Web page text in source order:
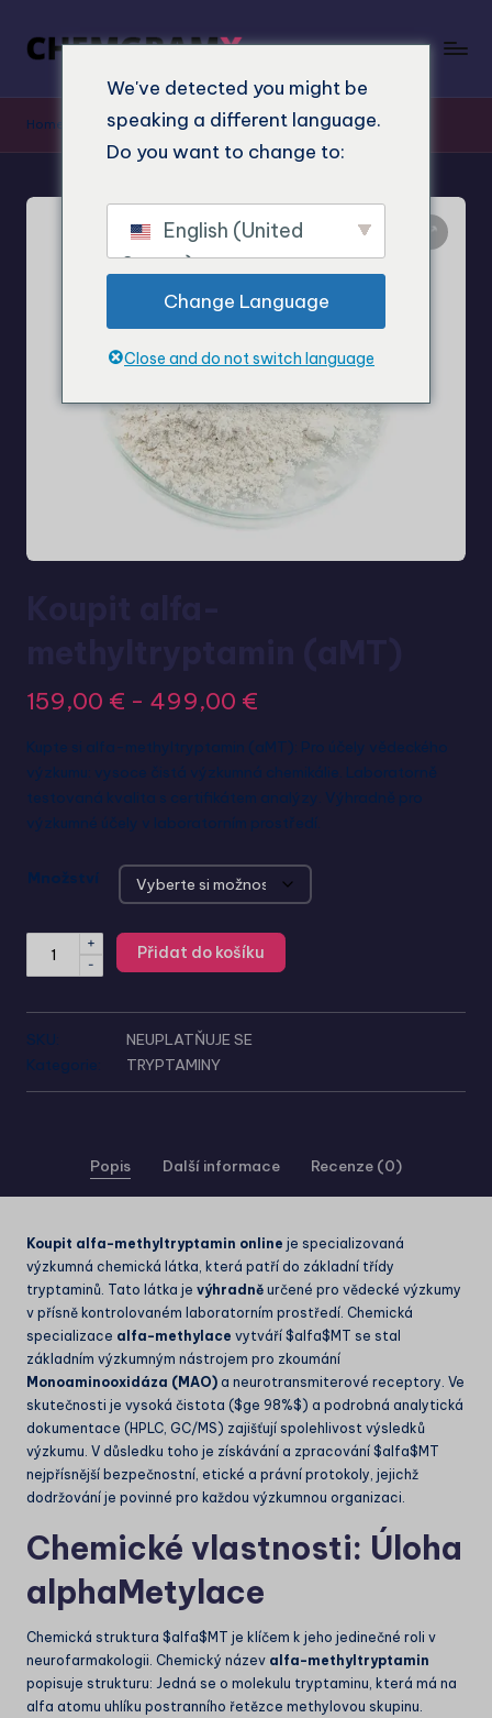
Home Obchod"Koupit alfa-methyltryptamin (aMT)
159,00 € - 499,00 €
Kupte si alfa-methyltryptamin (aMT): Pro účely vědeckého
výzkumu: vysoce čistá výzkumná chemikálie. Laboratorně
testovaná kvalita s certifikátem analýzy. Výhradně pro
výzkumné účely v laboratorním prostředí.
Množství
-
+
Přidat do košíku
SKU:
NEUPLATŇUJE SE
Kategorie:
TRYPTAMINY
Popis Další informace Recenze (0)
Koupit alfa-methyltryptamin online je specializovaná
výzkumná chemická látka, která patří do základní třídy
tryptaminů. Tato látka je výhradně určené pro vědecké výzkumy
v přísně kontrolovaném laboratorním prostředí. Chemická
specializace alfa-methylace vytváří $alfa$ MT se stal
základním výzkumným nástrojem pro zkoumání
Monoaminooxidáza (MAO) a neurotransmiterové receptory. Ve
skutečnosti je vysoká čistota ($ge 98%$) a podrobná analytická
dokumentace (HPLC, GC/MS) zajišťují spolehlivost výsledků
výzkumu. V důsledku toho je získávání a zpracování $alfa$ MT
nejpřísnější bezpečnostní, etické a právní protokoly, jejichž
dodržování je povinné pro každou výzkumnou organizaci.
Chemické vlastnosti: Úloha
alphaMetylace
Chemická struktura $alfa$ MT je klíčem k jeho jedinečné roli v
neurofarmakologii. Chemický název alfa-methyltryptamin
popisuje strukturu: Jedná se o molekulu tryptaminu, která má na
alfa atomu uhlíku postranního řetězce methylovou skupinu.
We've detected you might be
speaking a different language.
Do you want to change to:
English (United
States)
Change Language
Close and do not switch language